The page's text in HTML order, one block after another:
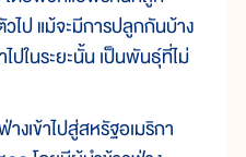
ไป แม้จะมีการปลูกกันบ้าง
ปในระยะนั้น เป็นพันธุ์ที่ไม่
งเข้าไปสู่สหรัฐอเมริกา